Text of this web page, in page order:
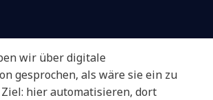
wir über digitale
gesprochen, als wäre sie ein zu
hier automatisieren, dort